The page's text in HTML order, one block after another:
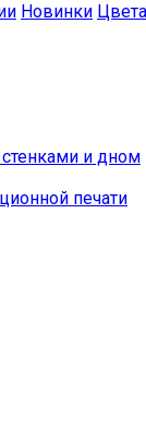
Новинки Цвета
и дном
печати